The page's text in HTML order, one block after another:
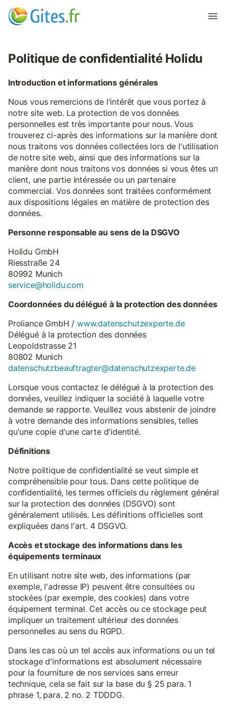
Politique de confidentialité Holidu
Introduction et informations générales
Nous vous remercions de l'intérêt que vous portez à
notre site web. La protection de vos données
personnelles est très importante pour nous. Vous
trouverez ci-après des informations sur la manière dont
nous traitons vos données collectées lors de l'utilisation
de notre site web, ainsi que des informations sur la
manière dont nous traitons vos données si vous êtes un
client, une partie intéressée ou un partenaire
commercial. Vos données sont traitées conformément
aux dispositions légales en matière de protection des
données.
Personne responsable au sens de la DSGVO
Holidu GmbH
Riesstraße 24
80992 Munich
service@holidu.com
Coordonnées du délégué à la protection des données
Proliance GmbH /www.datenschutzexperte.de
Délégué à la protection des données
Leopoldstrasse 21
80802 Munich
datenschutzbeauftragter@datenschutzexperte.de
Lorsque vous contactez le délégué à la protection des
données, veuillez indiquer la société à laquelle votre
demande se rapporte. Veuillez vous abstenir de joindre
à votre demande des informations sensibles, telles
qu'une copie d'une carte d'identité.
Définitions
Notre politique de confidentialité se veut simple et
compréhensible pour tous. Dans cette politique de
confidentialité, les termes officiels du règlement général
sur la protection des données (DSGVO) sont
généralement utilisés. Les définitions officielles sont
expliquées dans l'art. 4 DSGVO.
Accès et stockage des informations dans les
équipements terminaux
En utilisant notre site web, des informations (par
exemple, l'adresse IP) peuvent être consultées ou
stockées (par exemple, des cookies) dans votre
équipement terminal. Cet accès ou ce stockage peut
impliquer un traitement ultérieur des données
personnelles au sens du RGPD.
Dans les cas où un tel accès aux informations ou un tel
stockage d'informations est absolument nécessaire
pour la fourniture de nos services sans erreur
technique, cela se fait sur la base du § 25 para. 1
phrase 1, para. 2 no. 2 TDDDG.